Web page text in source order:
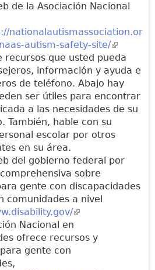
external)
de la Asociación Nacional
nationalautismassociation.or
autism-safety-site/(link is
external)
recursos que usted pueda
información y ayuda e
de teléfono. Abajo hay
ser útiles para encontrar
a las necesidades de su
También, hable con su
escolar por otros
en su área.
del gobierno federal por
sobre
gente con discapacidades
comunidades a nivel
(link is external)
Nacional en
ofrece recursos y
gente con